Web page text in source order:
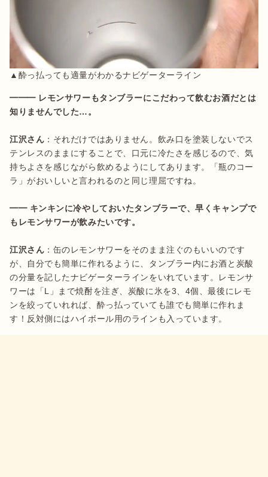
▲酔っ払っても適量がわかるナビゲーターライン
━━━ レモンサワーもタンブラーにこだわって飲むお酒だとは
江沢さん ：それだけではありません。飲み口を塗装しないでス
テンレスのままにすることで、口元に冷たさを感じるので、気
持ちよさを感じながら飲めるようにしてあります。「瓶のコー
ラ」がおいしいと言われるのと同じ理屈ですね。
━━ キンキンに冷やしておいたタンブラーで、早くキャンプで
江沢さん ：缶のレモンサワーをそのまま注ぐのもいいのです
が、自分でも簡単に作れるように、タンブラー内にお酒と炭酸
の分量を記したナビゲーターラインをいれています。レモンサ
ワーは「L」まで焼酎を注ぎ、炭酸に氷を3、4個、最後にレモ
ンを絞っていれれば、酔っ払っていても誰でも簡単に作れま
す！反対側にはハイボール用のラインも入っています。